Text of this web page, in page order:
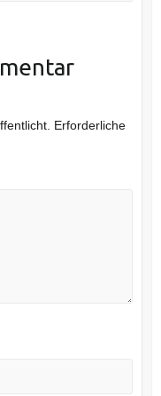
Erforderliche